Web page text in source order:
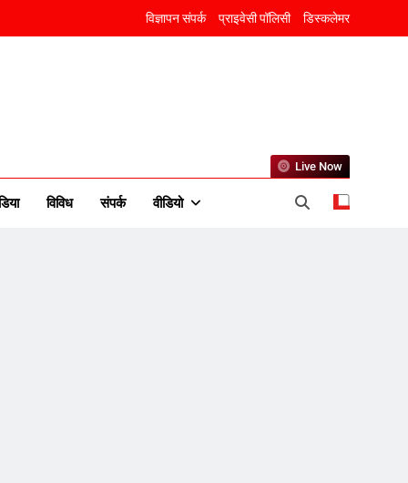
विज्ञापन संपर्क प्राइवेसी पॉलिसी डिस्कलेमर
विविध संपर्क वीडियो
Live Now